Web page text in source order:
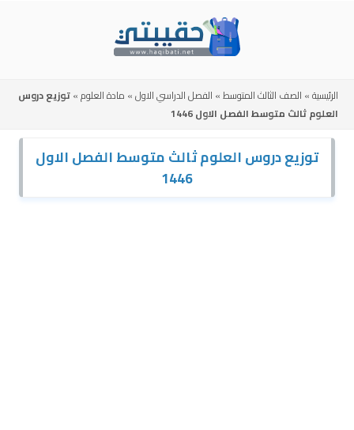
الرئيسية» الصف الثالث المتوسط» الفصل الدراسي الاول» مادة العلوم»توزيع دروس
العلوم ثالث متوسط الفصل الاول 1446
توزيع دروس العلوم ثالث متوسط الفصل الاول
1446